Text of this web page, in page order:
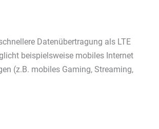
Datenübertragung als LTE
beispielsweise mobiles Internet
(z.B. mobiles Gaming, Streaming,